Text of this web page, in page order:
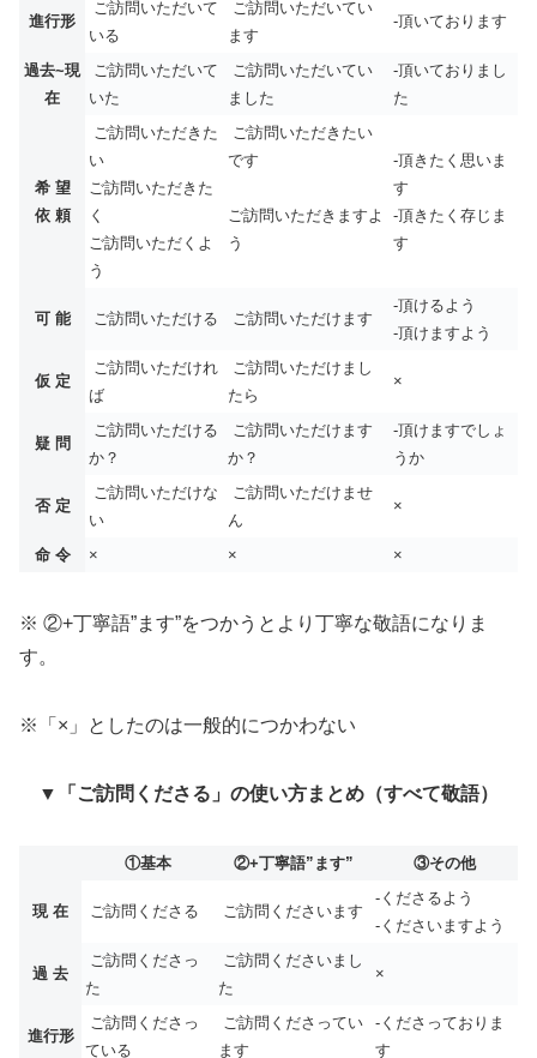
進行形
ご訪問いただいて
いる
ご訪問いただいてい
ます
-頂いております
過去~現
在
ご訪問いただいて
いた
ご訪問いただいてい
ました
-頂いておりまし
た
希 望
依 頼
ご訪問いただきた
い
ご訪問いただきた
く
ご訪問いただくよ
う
ご訪問いただきたい
です
ご訪問いただきますよ
う
-頂きたく思いま
す
-頂きたく存じま
す
可 能 ご訪問いただける ご訪問いただけます
-頂けるよう
-頂けますよう
仮 定
ご訪問いただけれ
ば
ご訪問いただけまし
たら
×
疑 問
ご訪問いただける
か？
ご訪問いただけます
か？
-頂けますでしょ
うか
否 定
ご訪問いただけな
い
ご訪問いただけませ
ん
×
命 令 × × ×
※ ②+丁寧語”ます”をつかうとより丁寧な敬語になりま
す。
※「×」としたのは一般的につかわない
▼「ご訪問くださる」の使い方まとめ（すべて敬語）
①基本 ②+丁寧語”ます” ③その他
現 在 ご訪問くださる ご訪問くださいます
-くださるよう
-くださいますよう
過 去
ご訪問くださっ
た
ご訪問くださいまし
た
×
進行形
ご訪問くださっ
ている
ご訪問くださってい
ます
-くださっておりま
す